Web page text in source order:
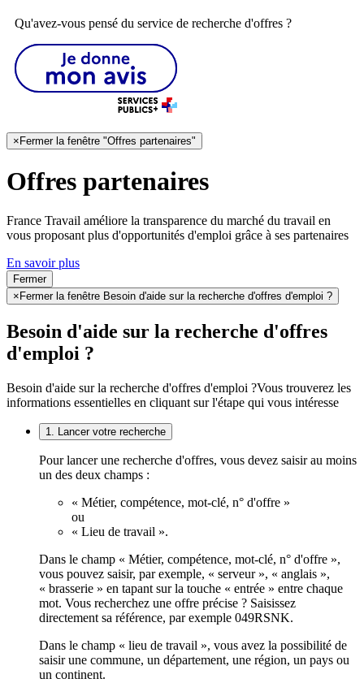
Qu'avez-vous pensé du service de recherche d'offres ?
×Fermer la fenêtre "Offres partenaires"
Offres partenaires
France Travail améliore la transparence du marché du travail en
vous proposant plus d'opportunités d'emploi grâce à ses partenaires
En savoir plus
Fermer
× Fermer la fenêtre Besoin d'aide sur la recherche d'offres d'emploi ?
Besoin d'aide sur la recherche d'offres
d'emploi ?
Besoin d'aide sur la recherche d'offres d'emploi ?Vous trouverez les
informations essentielles en cliquant sur l'étape qui vous intéresse
1. Lancer votre recherche
Pour lancer une recherche d'offres, vous devez saisir au moins
un des deux champs :
« Métier, compétence, mot-clé, n° d'offre »
ou
« Lieu de travail ».
Dans le champ « Métier, compétence, mot-clé, n° d'offre »,
vous pouvez saisir, par exemple, « serveur », « anglais »,
« brasserie » en tapant sur la touche « entrée » entre chaque
mot. Vous recherchez une offre précise ? Saisissez
directement sa référence, par exemple 049RSNK.
Dans le champ « lieu de travail », vous avez la possibilité de
saisir une commune, un département, une région, un pays ou
un continent.